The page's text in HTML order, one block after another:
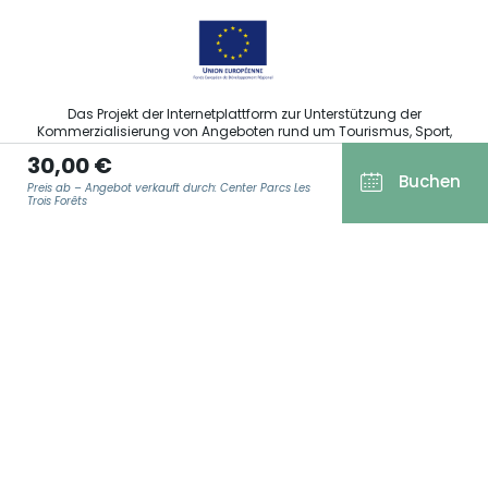
30,00 €
Preis ab – Angebot verkauft durch: Center Parcs Les
Trois Forêts
Buchen
Das Projekt der Internetplattform zur Unterstützung der
Kommerzialisierung von Angeboten rund um Tourismus, Sport,
Kultur und Weintourismus in der Region Grand Est wurde im
Rahmen der Maßnahmen der Europäischen Union zur
Abfederung der COVID-19-Pandemie vom Europäischen Fonds